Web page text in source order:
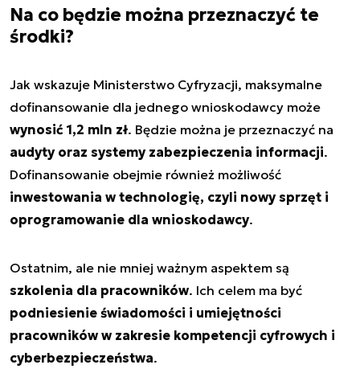
Na co będzie można przeznaczyć te
środki?
Jak wskazuje Ministerstwo Cyfryzacji, maksymalne
dofinansowanie dla jednego wnioskodawcy może
wynosić 1,2 mln zł. Będzie można je przeznaczyć na
audyty oraz systemy zabezpieczenia informacji.
Dofinansowanie obejmie również możliwość
inwestowania w technologię, czyli nowy sprzęt i
oprogramowanie dla wnioskodawcy.
Ostatnim, ale nie mniej ważnym aspektem są
szkolenia dla pracowników. Ich celem ma być
podniesienie świadomości i umiejętności
pracowników w zakresie kompetencji cyfrowych i
cyberbezpieczeństwa.